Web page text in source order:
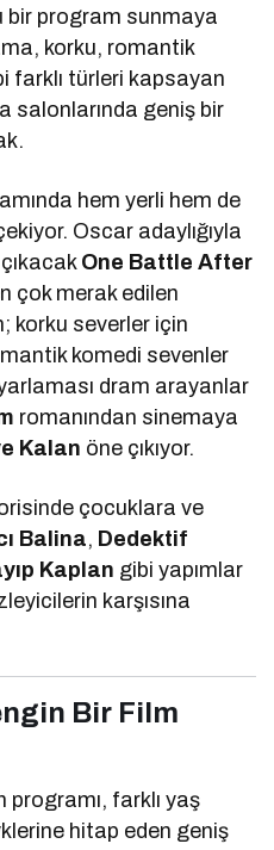
bir program sunmaya
korku, romantik
farklı türleri kapsayan
salonlarında geniş bir
hem yerli hem de
Oscar adaylığıyla
One Battle After
çok merak edilen
korku severler için
komedi sevenler
dram arayanlar
romanından sinemaya
Kalan öne çıkıyor.
çocuklara ve
Balina, Dedektif
Kaplan gibi yapımlar
karşısına
Bir Film
programı, farklı yaş
hitap eden geniş